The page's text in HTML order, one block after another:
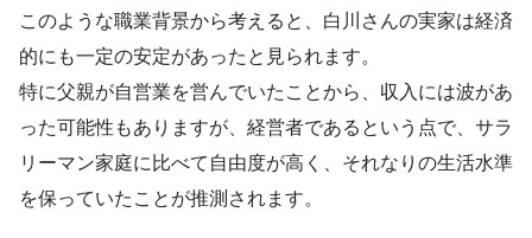
このような職業背景から考えると、白川さんの実家は経済
的にも一定の安定があったと見られます。
特に父親が自営業を営んでいたことから、収入には波があ
った可能性もありますが、経営者であるという点で、サラ
リーマン家庭に比べて自由度が高く、それなりの生活水準
を保っていたことが推測されます。